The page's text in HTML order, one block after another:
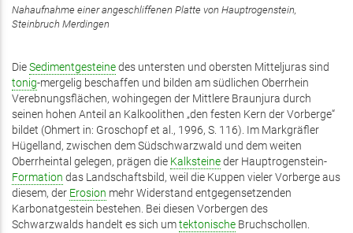
Nahaufnahme einer angeschliffenen Platte von Hauptrogenstein,
Steinbruch Merdingen
DieSedimentgesteinedes untersten und obersten Mitteljuras sind
tonig-mergelig beschaffen und bilden am südlichen Oberrhein
Verebnungsflächen, wohingegen der Mittlere Braunjura durch
seinen hohen Anteil an Kalkoolithen „den festen Kern der Vorberge“
bildet (Ohmert in: Groschopf et al., 1996, S. 116). Im Markgräfler
Hügelland, zwischen dem Südschwarzwald und dem weiten
Oberrheintal gelegen, prägen die Kalksteineder Hauptrogenstein-
Formation das Landschaftsbild, weil die Kuppen vieler Vorberge aus
diesem, der Erosion mehr Widerstand entgegensetzenden
Karbonatgestein bestehen. Bei diesen Vorbergen des
Schwarzwalds handelt es sich umtektonische Bruchschollen.